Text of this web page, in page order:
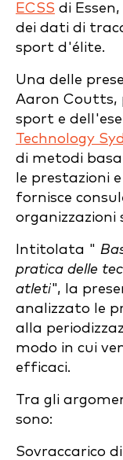
ECSS di
dei dati di
sport d'élite.
Una delle
Aaron Coutts,
sport e
Technology
di metodi
le prestazioni
fornisce
organizzazioni
Intitolata "
pratica delle
atleti", la
analizzato le
alla
modo in cui
efficaci.
Tra gli
sono:
Sovraccarico